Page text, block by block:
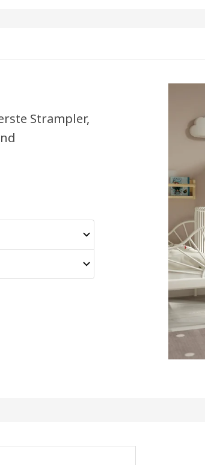
Strampler,